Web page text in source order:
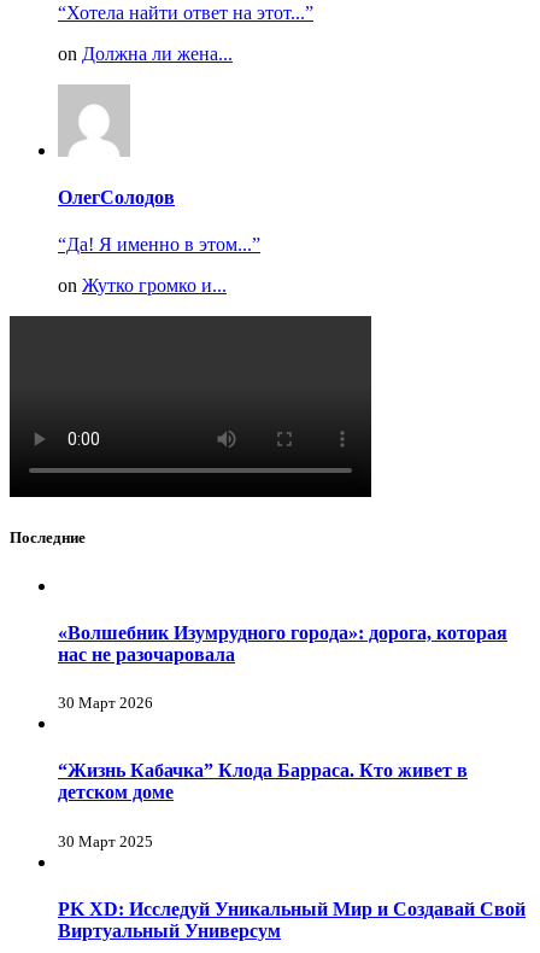
“Хотела найти ответ на этот...”
on Должна ли жена...
ОлегСолодов
“Да! Я именно в этом...”
on Жутко громко и...
Последние
«Волшебник Изумрудного города»: дорога, которая
нас не разочаровала
30 Март 2026
“Жизнь Кабачка” Клода Барраса. Кто живет в
детском доме
30 Март 2025
PK XD: Исследуй Уникальный Мир и Создавай Свой
Виртуальный Универсум